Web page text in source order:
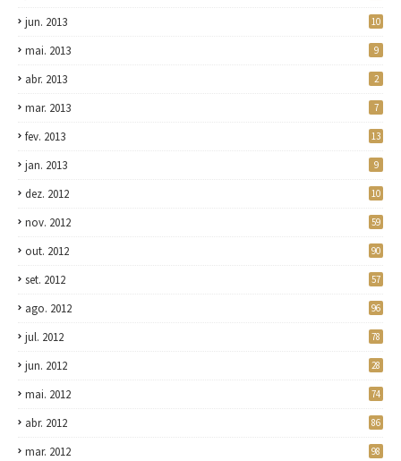
jun. 2013 10
mai. 2013 9
abr. 2013 2
mar. 2013 7
fev. 2013 13
jan. 2013 9
dez. 2012 10
nov. 2012 59
out. 2012 90
set. 2012 57
ago. 2012 96
jul. 2012 78
jun. 2012 28
mai. 2012 74
abr. 2012 86
mar. 2012 98